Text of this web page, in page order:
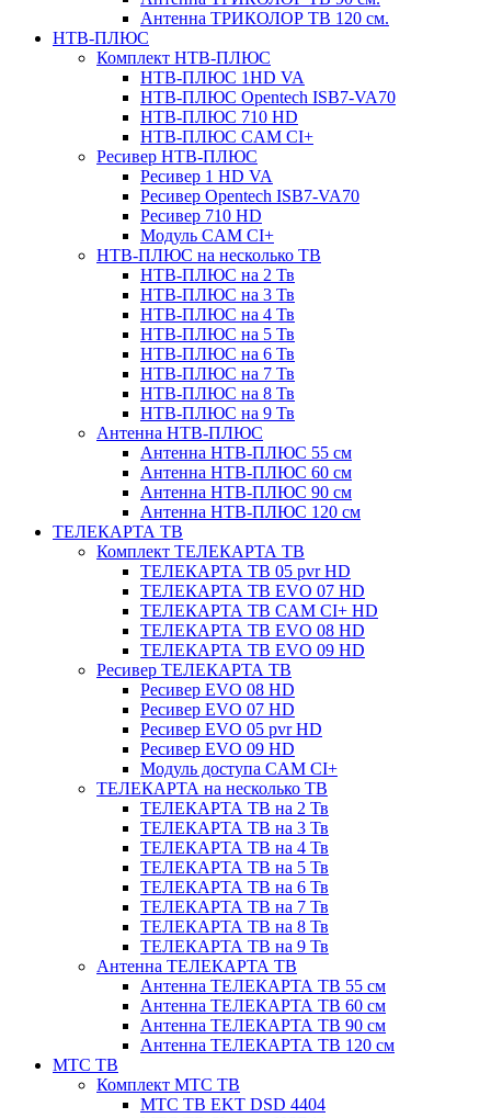
Антенна ТРИКОЛОР ТВ 120 см.
НТВ-ПЛЮС
Комплект НТВ-ПЛЮС
НТВ-ПЛЮС 1HD VA
НТВ-ПЛЮС Opentech ISB7-VA70
НТВ-ПЛЮС 710 HD
НТВ-ПЛЮС CAM CI+
Ресивер НТВ-ПЛЮС
Ресивер 1 HD VA
Ресивер Opentech ISB7-VA70
Ресивер 710 HD
Модуль CAM CI+
НТВ-ПЛЮС на несколько ТВ
НТВ-ПЛЮС на 2 Тв
НТВ-ПЛЮС на 3 Тв
НТВ-ПЛЮС на 4 Тв
НТВ-ПЛЮС на 5 Тв
НТВ-ПЛЮС на 6 Тв
НТВ-ПЛЮС на 7 Тв
НТВ-ПЛЮС на 8 Тв
НТВ-ПЛЮС на 9 Тв
Антенна НТВ-ПЛЮС
Антенна НТВ-ПЛЮС 55 см
Антенна НТВ-ПЛЮС 60 см
Антенна НТВ-ПЛЮС 90 см
Антенна НТВ-ПЛЮС 120 см
ТЕЛЕКАРТА ТВ
Комплект ТЕЛЕКАРТА ТВ
ТЕЛЕКАРТА ТВ 05 pvr HD
ТЕЛЕКАРТА ТВ EVO 07 HD
ТЕЛЕКАРТА ТВ CAM CI+ HD
ТЕЛЕКАРТА ТВ EVO 08 HD
ТЕЛЕКАРТА ТВ EVO 09 HD
Ресивер ТЕЛЕКАРТА ТВ
Ресивер EVO 08 HD
Ресивер EVO 07 HD
Ресивер EVO 05 pvr HD
Ресивер EVO 09 HD
Модуль доступа CAM CI+
ТЕЛЕКАРТА на несколько ТВ
ТЕЛЕКАРТА ТВ на 2 Тв
ТЕЛЕКАРТА ТВ на 3 Тв
ТЕЛЕКАРТА ТВ на 4 Тв
ТЕЛЕКАРТА ТВ на 5 Тв
ТЕЛЕКАРТА ТВ на 6 Тв
ТЕЛЕКАРТА ТВ на 7 Тв
ТЕЛЕКАРТА ТВ на 8 Тв
ТЕЛЕКАРТА ТВ на 9 Тв
Антенна ТЕЛЕКАРТА ТВ
Антенна ТЕЛЕКАРТА ТВ 55 см
Антенна ТЕЛЕКАРТА ТВ 60 см
Антенна ТЕЛЕКАРТА ТВ 90 см
Антенна ТЕЛЕКАРТА ТВ 120 см
МТС ТВ
Комплект МТС ТВ
МТС ТВ EKT DSD 4404